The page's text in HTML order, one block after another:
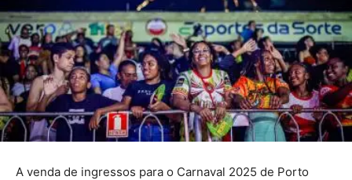
A venda de ingressos para o Carnaval 2025 de Porto